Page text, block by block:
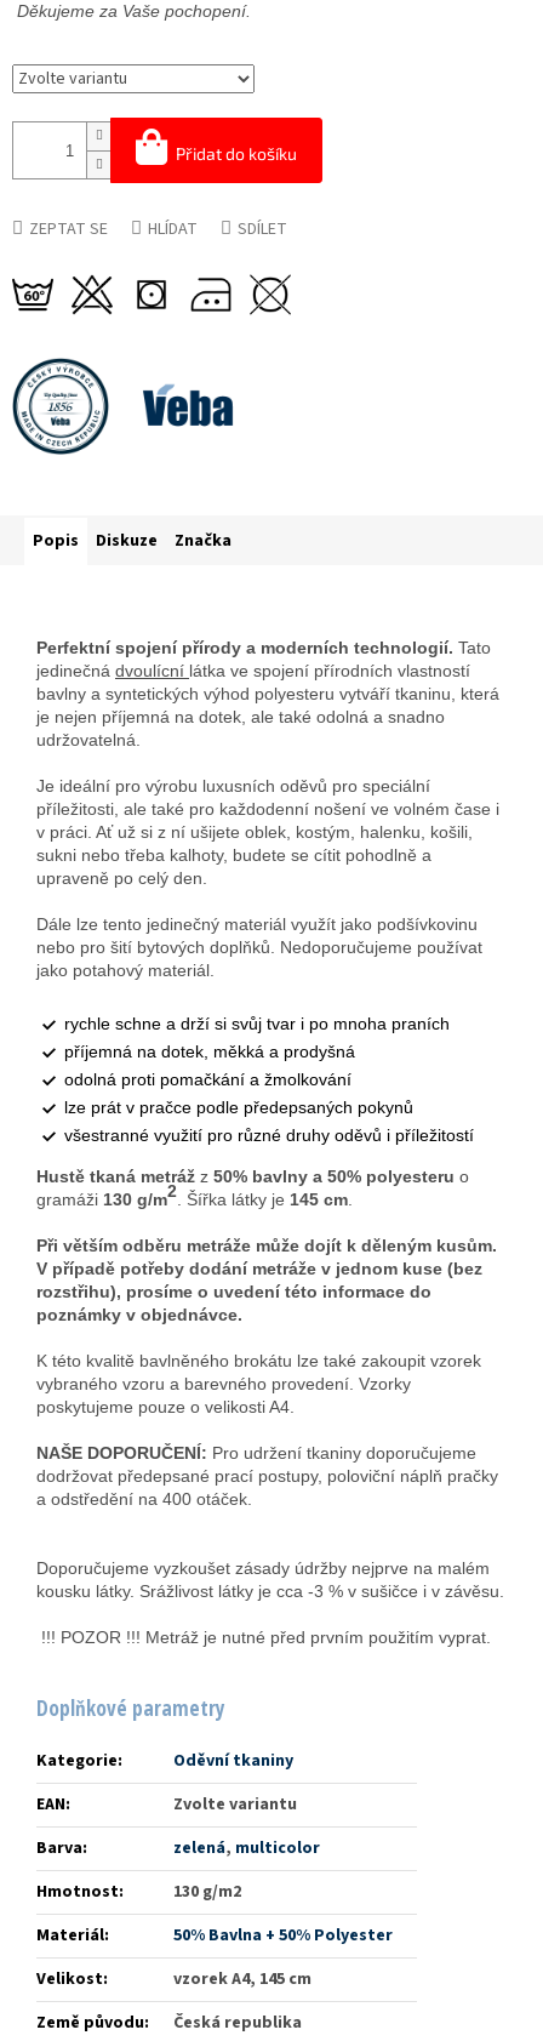
Přidat do košíku
Děkujeme za Vaše pochopení.
ZEPTAT SE HLÍDAT SDÍLET
Popis Diskuze Značka
Perfektní spojení přírody a moderních technologií. Tato
jedinečná dvoulícní látka ve spojení přírodních vlastností
bavlny a syntetických výhod polyesteru vytváří tkaninu, která
je nejen příjemná na dotek, ale také odolná a snadno
udržovatelná.
Je ideální pro výrobu luxusních oděvů pro speciální
příležitosti, ale také pro každodenní nošení ve volném čase i
v práci. Ať už si z ní ušijete oblek, kostým, halenku, košili,
sukni nebo třeba kalhoty, budete se cítit pohodlně a
upraveně po celý den.
Dále lze tento jedinečný materiál využít jako podšívkovinu
nebo pro šití bytových doplňků. Nedoporučujeme používat
jako potahový materiál.
rychle schne a drží si svůj tvar i po mnoha praních
příjemná na dotek, měkká a prodyšná
odolná proti pomačkání a žmolkování
lze prát v pračce podle předepsaných pokynů
všestranné využití pro různé druhy oděvů i příležitostí
Hustě tkaná metráž z 50% bavlny a 50% polyesteru o
gramáži 130 g/m2. Šířka látky je 145 cm.
Při větším odběru metráže může dojít k děleným kusům.
V případě potřeby dodání metráže v jednom kuse (bez
rozstřihu), prosíme o uvedení této informace do
poznámky v objednávce.
K této kvalitě bavlněného brokátu lze také zakoupit vzorek
vybraného vzoru a barevného provedení. Vzorky
poskytujeme pouze o velikosti A4.
NAŠE DOPORUČENÍ: Pro udržení tkaniny doporučujeme
dodržovat předepsané prací postupy, poloviční náplň pračky
a odstředění na 400 otáček.
Doporučujeme vyzkoušet zásady údržby nejprve na malém
kousku látky. Srážlivost látky je cca -3 % v sušičce i v závěsu.
!!! POZOR !!! Metráž je nutné před prvním použitím vyprat.
Doplňkové parametry
Kategorie:
Oděvní tkaniny
EAN:
Zvolte variantu
Barva: zelená, multicolor
Hmotnost:
130 g/m2
Materiál:
50% Bavlna + 50% Polyester
Velikost:
vzorek A4, 145 cm
Země původu: Česká republika